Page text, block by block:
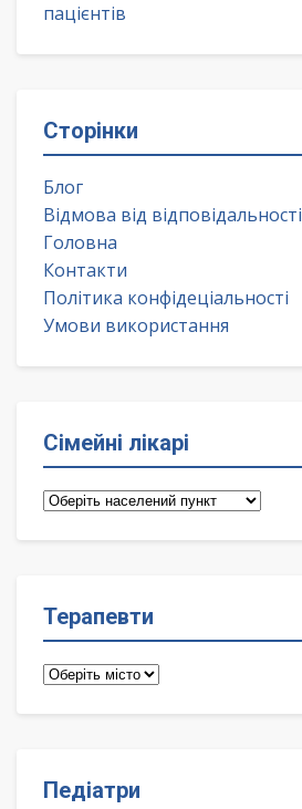
пацієнтів
Сторінки
Блог
Відмова від відповідальності
Головна
Контакти
Політика конфідеціальності
Умови використання
Сімейні лікарі
Сімейні
Терапевти
Терапевти
Педіатри